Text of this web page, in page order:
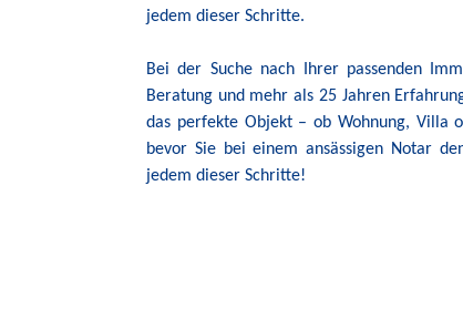
jedem dieser Schritte.
Bei der Suche nach Ihrer passenden
Beratung und mehr als 25 Jahren
das perfekte Objekt – ob Wohnung, Villa
bevor Sie bei einem ansässigen Notar
jedem dieser Schritte!